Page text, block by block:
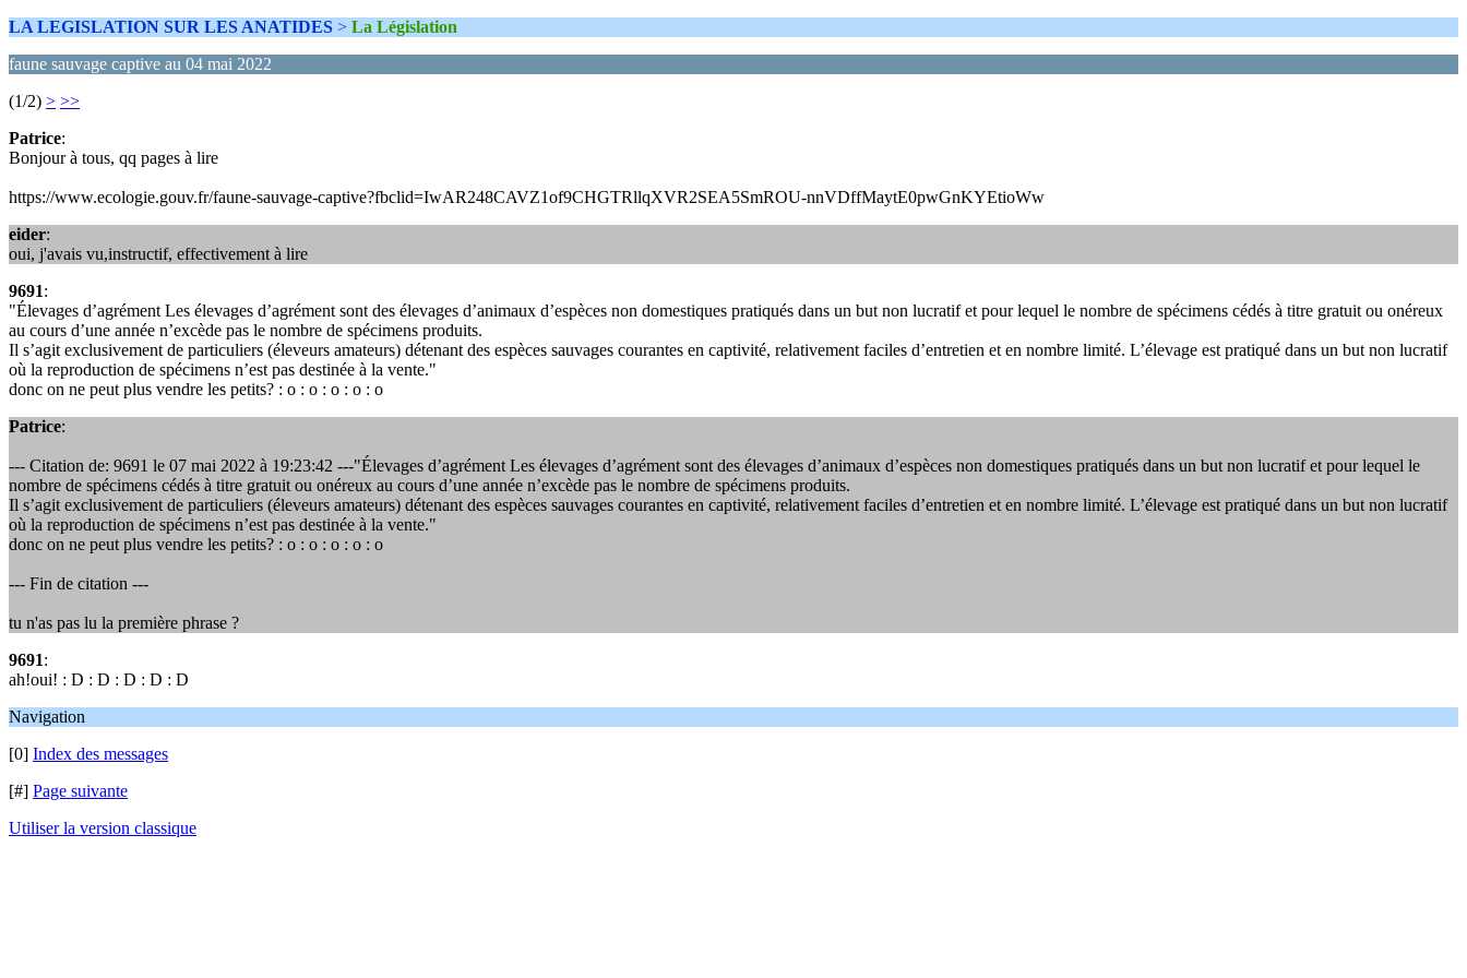
LA LEGISLATION SUR LES ANATIDES > La Législation
faune sauvage captive au 04 mai 2022
(1/2) > >>
Patrice:
Bonjour à tous, qq pages à lire
https://www.ecologie.gouv.fr/faune-sauvage-captive?fbclid=IwAR248CAVZ1of9CHGTRllqXVR2SEA5SmROU-nnVDffMaytE0pwGnKYEtioWw
eider:
oui, j'avais vu,instructif, effectivement à lire
9691:
"Élevages d’agrément Les élevages d’agrément sont des élevages d’animaux d’espèces non domestiques pratiqués dans un but non lucratif et pour lequel le nombre de spécimens cédés à titre gratuit ou onéreux
au cours d’une année n’excède pas le nombre de spécimens produits.
Il s’agit exclusivement de particuliers (éleveurs amateurs) détenant des espèces sauvages courantes en captivité, relativement faciles d’entretien et en nombre limité. L’élevage est pratiqué dans un but non lucratif
où la reproduction de spécimens n’est pas destinée à la vente."
donc on ne peut plus vendre les petits? : o : o : o : o : o
Patrice:
--- Citation de: 9691 le 07 mai 2022 à 19:23:42 ---"Élevages d’agrément Les élevages d’agrément sont des élevages d’animaux d’espèces non domestiques pratiqués dans un but non lucratif et pour lequel le
nombre de spécimens cédés à titre gratuit ou onéreux au cours d’une année n’excède pas le nombre de spécimens produits.
Il s’agit exclusivement de particuliers (éleveurs amateurs) détenant des espèces sauvages courantes en captivité, relativement faciles d’entretien et en nombre limité. L’élevage est pratiqué dans un but non lucratif
où la reproduction de spécimens n’est pas destinée à la vente."
donc on ne peut plus vendre les petits? : o : o : o : o : o
--- Fin de citation ---
tu n'as pas lu la première phrase ?
9691:
ah!oui! : D : D : D : D : D
Navigation
[0] Index des messages
[#] Page suivante
Utiliser la version classique